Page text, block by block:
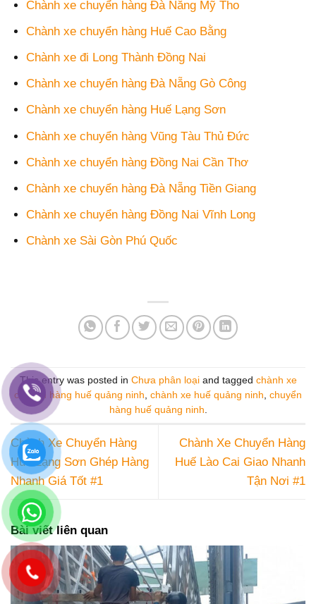
Chành xe chuyển hàng Đà Nẵng Mỹ Tho
Chành xe chuyển hàng Huế Cao Bằng
Chành xe đi Long Thành Đồng Nai
Chành xe chuyển hàng Đà Nẵng Gò Công
Chành xe chuyển hàng Huế Lạng Sơn
Chành xe chuyển hàng Vũng Tàu Thủ Đức
Chành xe chuyển hàng Đồng Nai Cần Thơ
Chành xe chuyển hàng Đà Nẵng Tiền Giang
Chành xe chuyển hàng Đồng Nai Vĩnh Long
Chành xe Sài Gòn Phú Quốc
This entry was posted in Chưa phân loạiand tagged chành xe
chuyển hàng huế quảng ninh chành xe huế quảng ninh chuyển
hàng huế quảng ninh
Chành Xe Chuyển Hàng
Huế Lạng Sơn Ghép Hàng
Nhanh Giá Tốt #1
Chành Xe Chuyển Hàng
Huế Lào Cai Giao Nhanh
Tận Nơi #1
Bài viết liên quan